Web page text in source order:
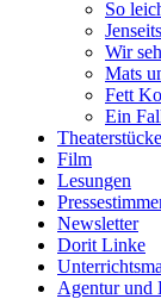
So
Wir
Mats
Fett
Ein
Theaterstücke
Film
Lesungen
Newsletter
Dorit Linke
Agentur und